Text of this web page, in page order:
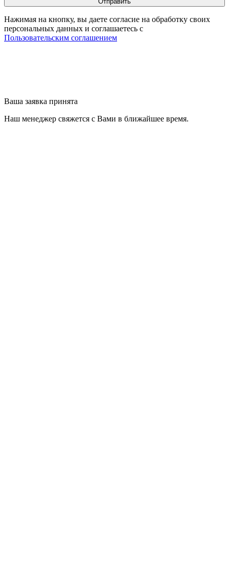
Нажимая на кнопку, вы даете согласие на обработку своих
персональных данных и соглашаетесь с
Пользовательским соглашением
Ваша заявка принята
Наш менеджер свяжется с Вами в ближайшее время.